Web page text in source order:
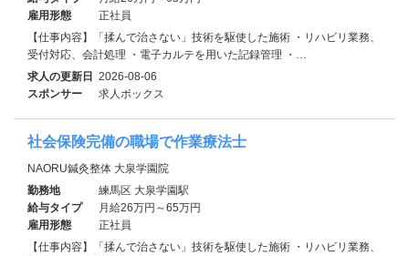
雇用形態
正社員
【仕事内容】「揉んで治さない」技術を駆使した施術 ・リハビリ業務、
受付対応、会計処理 ・電子カルテを用いた記録管理 ・…
求人の更新日 2026-08-06
スポンサー
求人ボックス
社会保険完備の職場で作業療法士
NAORU鍼灸整体 大泉学園院
勤務地
練馬区 大泉学園駅
給与タイプ
月給26万円～65万円
雇用形態
正社員
【仕事内容】「揉んで治さない」技術を駆使した施術 ・リハビリ業務、